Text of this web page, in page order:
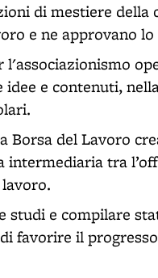
di mestiere
e ne approvano
l'associazionismo
e contenuti,
Borsa del Lavoro
tra
e compilare
favorire il